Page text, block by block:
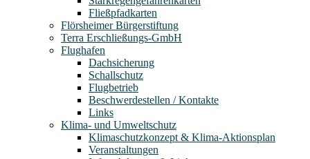
Fließpfadkarten
Flörsheimer Bürgerstiftung
Terra Erschließungs-GmbH
Flughafen
Dachsicherung
Schallschutz
Flugbetrieb
Beschwerdestellen / Kontakte
Links
Klima- und Umweltschutz
Klimaschutzkonzept & Klima-Aktionsplan
Veranstaltungen